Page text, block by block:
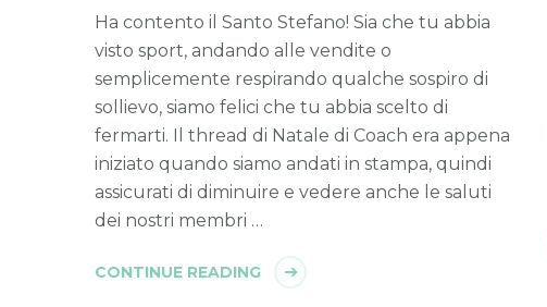
Ha contento il Santo Stefano! Sia che tu abbia
visto sport, andando alle vendite o
semplicemente respirando qualche sospiro di
sollievo, siamo felici che tu abbia scelto di
fermarti. Il thread di Natale di Coach era appena
iniziato quando siamo andati in stampa, quindi
assicurati di diminuire e vedere anche le saluti
dei nostri membri …
CONTINUE READING